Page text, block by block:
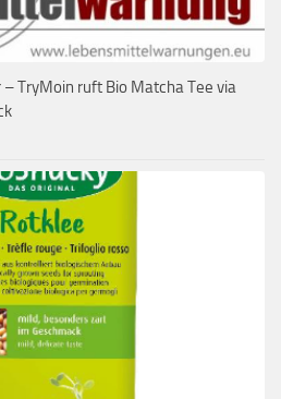
TryMoin ruft Bio Matcha Tee via